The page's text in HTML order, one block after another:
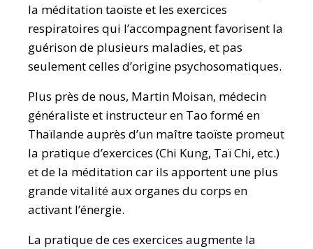
la méditation taoïste et les exercices
respiratoires qui l’accompagnent favorisent la
guérison de plusieurs maladies, et pas
seulement celles d’origine psychosomatiques.
Plus près de nous, Martin Moisan, médecin
généraliste et instructeur en Tao formé en
Thaïlande auprès d’un maître taoïste promeut
la pratique d’exercices (Chi Kung, Taï Chi, etc.)
et de la méditation car ils apportent une plus
grande vitalité aux organes du corps en
activant l’énergie.
La pratique de ces exercices augmente la